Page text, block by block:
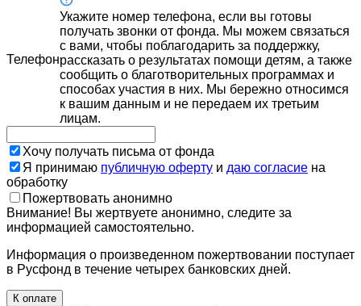
Телефон
Укажите номер телефона, если вы готовы
получать звонки от фонда. Мы можем связаться
с вами, чтобы поблагодарить за поддержку,
рассказать о результатах помощи детям, а также
сообщить о благотворительных программах и
способах участия в них. Мы бережно относимся
к вашим данным и не передаем их третьим
лицам.
Хочу получать письма от фонда
Я принимаю публичную оферту и даю согласие на
обработку
Пожертвовать анонимно
Внимание! Вы жертвуете анонимно, следите за
информацией самостоятельно.
Информация о произведенном пожертвовании поступает
в Русфонд в течение четырех банковских дней.
К оплате